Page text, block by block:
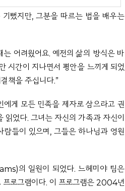
뻤지만, 그분을 따르는 법을 배우는
는 어려웠어요. 예전의 삶의 방식은 바
시간이 지나면서 평안을 느끼게 되었
책을 주십니다.”
게 모든 민족을 제자로 삼으라고 권
었다. 그녀는 자신의 가족과 자신이
들이 있으며, 그들은 하나님과 영원
의 일원이 되었다. 느헤미야 팀은
로그램이다. 이 프로그램은 2004년